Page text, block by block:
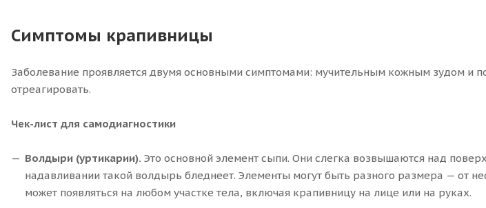
Симптомы крапивницы
Заболевание проявляется двумя основными симптомами: мучительным кожным зудом и
отреагировать.
Чек-лист для самодиагностики
Волдыри (уртикарии). Это основной элемент сыпи. Они слегка возвышаются над
надавливании такой волдырь бледнеет. Элементы могут быть разного размера — от
может появляться на любом участке тела, включая крапивницу на лице или на руках.